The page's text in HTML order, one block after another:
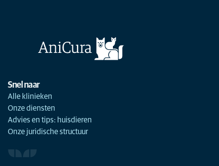
Snel naar
Alle klinieken
Onze diensten
Advies en tips: huisdieren
Onze juridische structuur